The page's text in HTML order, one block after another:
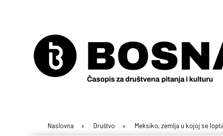
Naslovna » Društvo » Meksiko, zemlja u kojoj se